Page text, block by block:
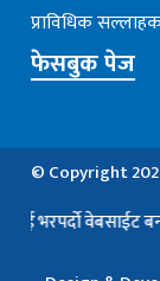
प्राविधिक
फेसबुक पेज
© Copyright
वेबसाईट बनाउन